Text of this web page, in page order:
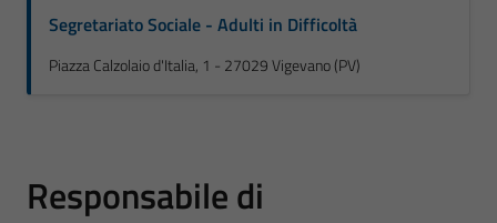
Segretariato Sociale - Adulti in Difficoltà
Piazza Calzolaio d'Italia, 1 - 27029 Vigevano (PV)
Responsabile di